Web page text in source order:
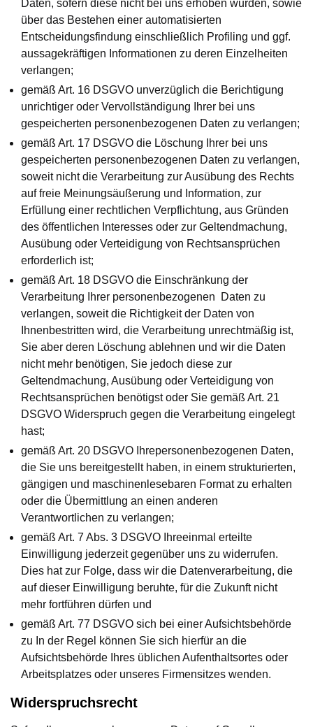
Daten, sofern diese nicht bei uns erhoben wurden, sowie
über das Bestehen einer automatisierten
Entscheidungsfindung einschließlich Profiling und ggf.
aussagekräftigen Informationen zu deren Einzelheiten
verlangen;
gemäß Art. 16 DSGVO unverzüglich die Berichtigung
unrichtiger oder Vervollständigung Ihrer bei uns
gespeicherten personenbezogenen Daten zu verlangen;
gemäß Art. 17 DSGVO die Löschung Ihrer bei uns
gespeicherten personenbezogenen Daten zu verlangen,
soweit nicht die Verarbeitung zur Ausübung des Rechts
auf freie Meinungsäußerung und Information, zur
Erfüllung einer rechtlichen Verpflichtung, aus Gründen
des öffentlichen Interesses oder zur Geltendmachung,
Ausübung oder Verteidigung von Rechtsansprüchen
erforderlich ist;
gemäß Art. 18 DSGVO die Einschränkung der
Verarbeitung Ihrer personenbezogenen Daten zu
verlangen, soweit die Richtigkeit der Daten von
Ihnenbestritten wird, die Verarbeitung unrechtmäßig ist,
Sie aber deren Löschung ablehnen und wir die Daten
nicht mehr benötigen, Sie jedoch diese zur
Geltendmachung, Ausübung oder Verteidigung von
Rechtsansprüchen benötigst oder Sie gemäß Art. 21
DSGVO Widerspruch gegen die Verarbeitung eingelegt
hast;
gemäß Art. 20 DSGVO Ihrepersonenbezogenen Daten,
die Sie uns bereitgestellt haben, in einem strukturierten,
gängigen und maschinenlesebaren Format zu erhalten
oder die Übermittlung an einen anderen
Verantwortlichen zu verlangen;
gemäß Art. 7 Abs. 3 DSGVO Ihreeinmal erteilte
Einwilligung jederzeit gegenüber uns zu widerrufen.
Dies hat zur Folge, dass wir die Datenverarbeitung, die
auf dieser Einwilligung beruhte, für die Zukunft nicht
mehr fortführen dürfen und
gemäß Art. 77 DSGVO sich bei einer Aufsichtsbehörde
zu In der Regel können Sie sich hierfür an die
Aufsichtsbehörde Ihres üblichen Aufenthaltsortes oder
Arbeitsplatzes oder unseres Firmensitzes wenden.
Widerspruchsrecht